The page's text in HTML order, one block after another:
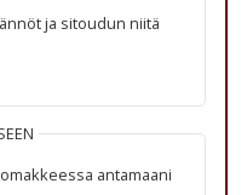
ja sitoudun niitä
antamaani